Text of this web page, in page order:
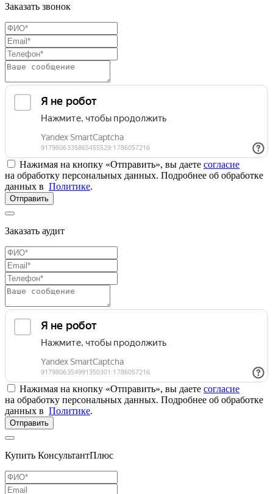
Заказать звонок
Нажимая на кнопку «Отправить», вы даете согласие
на обработку персональных данных. Подробнее об обработке
данных в Политике.
Отправить
Заказать аудит
Нажимая на кнопку «Отправить», вы даете согласие
на обработку персональных данных. Подробнее об обработке
данных в Политике.
Отправить
Купить КонсультантПлюс